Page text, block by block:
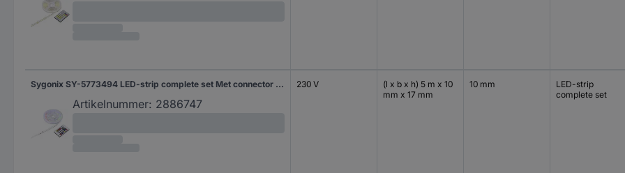
Sygonix SY-5773494 LED-strip complete set Met connector (male) 230 V 5 m RGB 1 stuk(s)
Artikelnummer: 2886747
230 V
(l x b x h) 5 m x 10
mm x 17 mm
10 mm
LED-strip
complete set